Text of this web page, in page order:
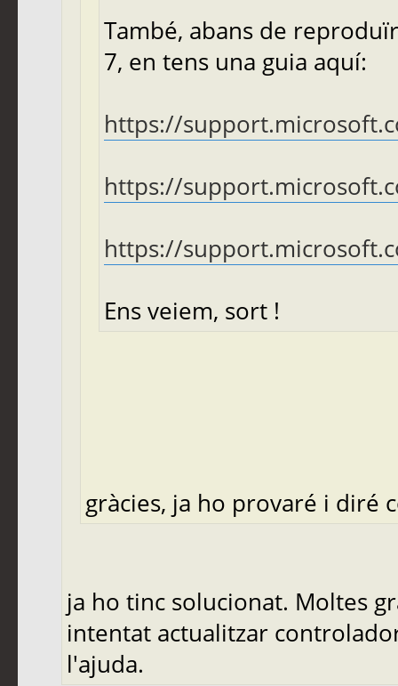
També, abans de
7, en tens una guia aquí:
https://
https://
https://
Ens veiem, sort !
gràcies, ja ho provaré i diré
ja ho tinc solucionat. Moltes
intentat actualitzar
l'ajuda.